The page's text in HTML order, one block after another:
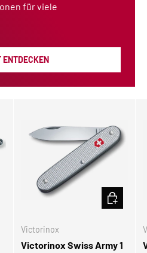
für viele
ENTDECKEN
Victorinox
Victorinox Swiss Army 1
IN DEN